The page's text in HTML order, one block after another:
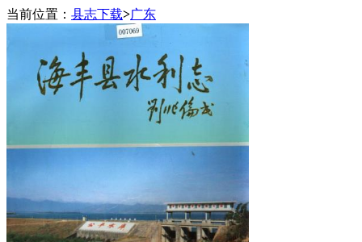
当前位置： 县志下载>广东